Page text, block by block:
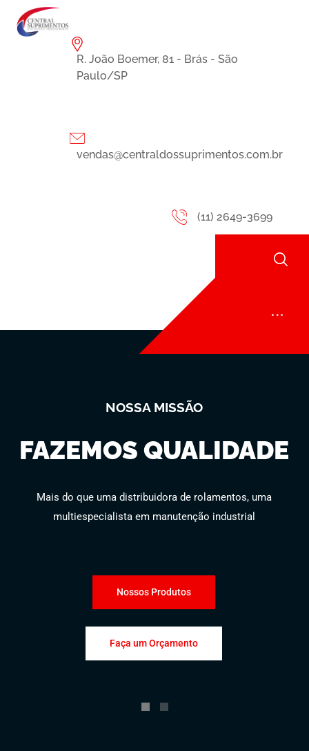
R. João Boemer, 81 - Brás - São
Paulo/SP
vendas@centraldossuprimentos.com.br
(11) 2649-3699
FAZEMOS QUALIDADE
NOSSA MISSÃO
Mais do que uma distribuidora de rolamentos, uma
multiespecialista em manutenção industrial
Nossos Produtos
Faça um Orçamento